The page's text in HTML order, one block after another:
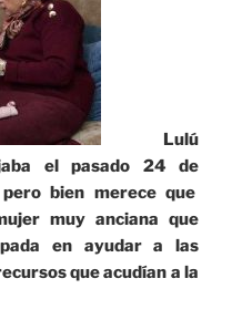
Lulú
el pasado 24 de
bien merece que
muy anciana que
en ayudar a las
que acudían a la